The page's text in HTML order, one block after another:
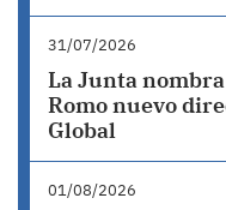
31/07/2026
La Junta
Romo nuevo
Global
01/08/2026